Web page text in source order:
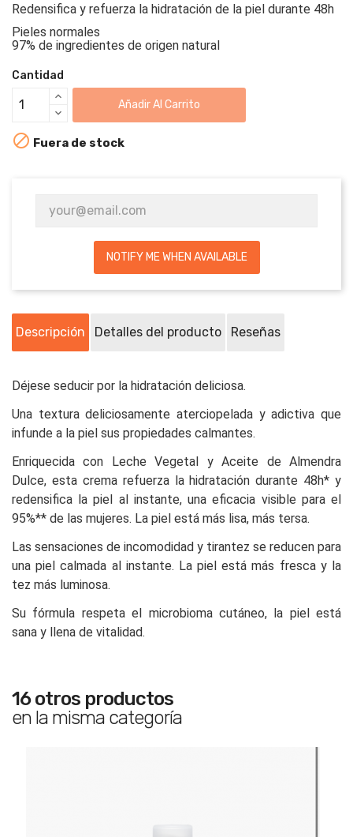
Redensifica y refuerza la hidratación de la piel durante 48h
Pieles normales
97% de ingredientes de origen natural
Cantidad
Añadir Al Carrito
 Fuera de stock
NOTIFY ME WHEN AVAILABLE
Descripción Detalles del producto Reseñas
Déjese seducir por la hidratación deliciosa.
Una textura deliciosamente aterciopelada y adictiva que
infunde a la piel sus propiedades calmantes.
Enriquecida con Leche Vegetal y Aceite de Almendra
Dulce, esta crema refuerza la hidratación durante 48h* y
redensifica la piel al instante, una eficacia visible para el
95%** de las mujeres. La piel está más lisa, más tersa.
Las sensaciones de incomodidad y tirantez se reducen para
una piel calmada al instante. La piel está más fresca y la
tez más luminosa.
Su fórmula respeta el microbioma cutáneo, la piel está
sana y llena de vitalidad.
16 otros productos
en la misma categoría